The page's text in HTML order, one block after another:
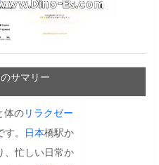
サマリー
体のリラクゼー
す。 日本橋駅か
、忙しい日常か